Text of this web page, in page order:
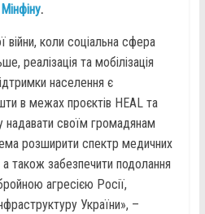
.
коли соціальна сфера
реалізація та мобілізація
населення є
в межах проєктів HEAL та
своїм громадянам
розширити спектр медичних
також забезпечити подолання
агресією Росії,
України», –